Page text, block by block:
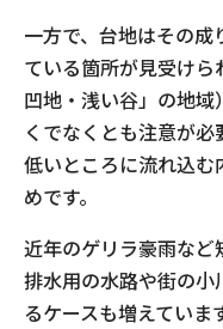
一方で、台地はその
ている箇所が見受け
凹地・浅い谷」の地
くでなくとも注意が必
低いところに流れ込
めです。
近年のゲリラ豪雨など
排水用の水路や街の
るケースも増えていま